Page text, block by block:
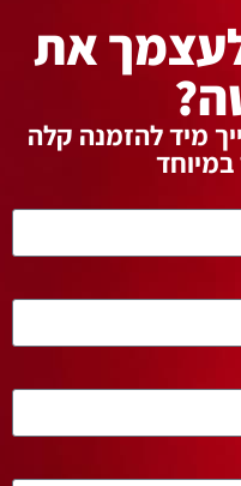
לעצמך את
מיד להזמנה קלה